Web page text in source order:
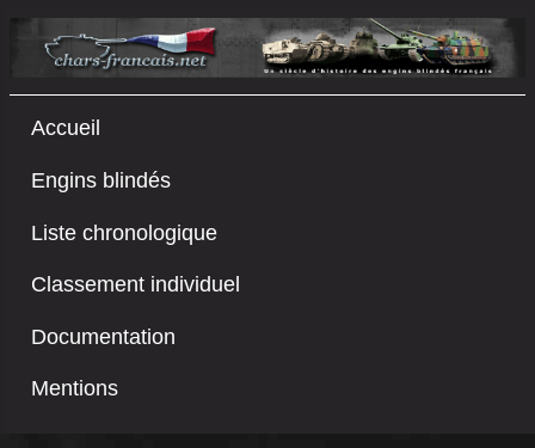
Accueil
Engins blindés
Liste chronologique
Classement individuel
Documentation
Mentions